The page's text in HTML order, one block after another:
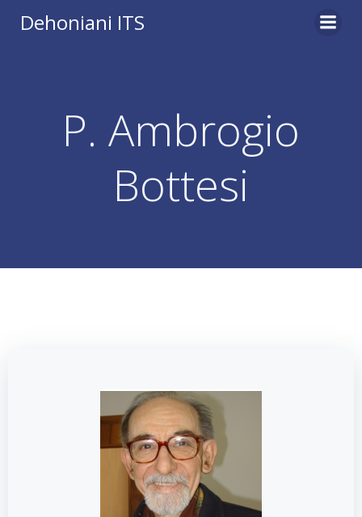
Dehoniani ITS
P. Ambrogio
Bottesi